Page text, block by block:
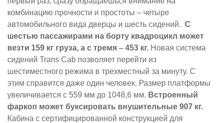
комбинацию прочности и простоты – четыре
автомобильного вида дверцы и шесть сидений. С
шестью пассажирами на борту квадроцикл может
везти 159 кг груза, а с тремя – 453 кг. Новая система
сидений Trans Cab позволяет перейти из
шестиместного режима в трехместный за минуту. С
этим справится даже один человек. Размер платформы
увеличивается с 559 мм до 1048,6 мм. Встроенный
фаркоп может буксировать внушительные 907 кг.
Кабина с сертифицированной конструкцией для